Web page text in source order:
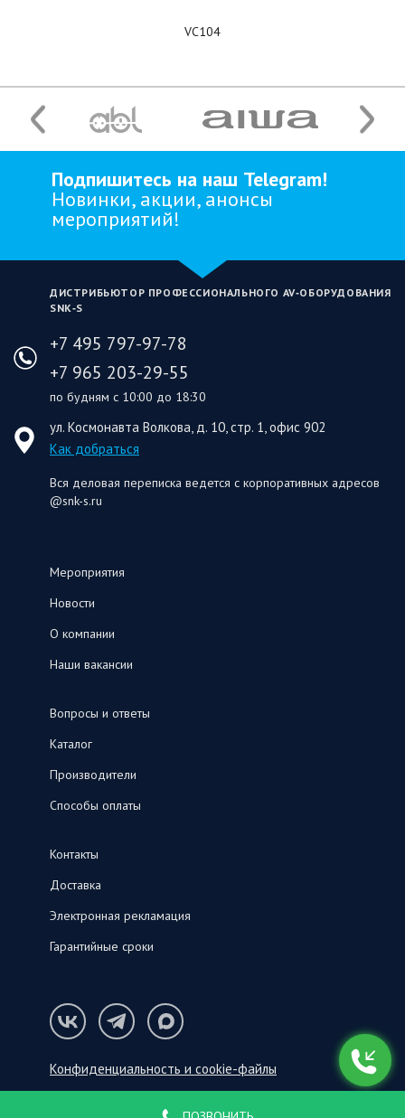
VC104
Подпишитесь на наш Telegram!
Новинки, акции, анонсы
мероприятий!
ДИСТРИБЬЮТОР ПРОФЕССИОНАЛЬНОГО AV‑ОБОРУДОВАНИЯ
SNK‑S
+7 495 797-97-78
+7 965 203-29-55
по будням с 10:00 до 18:30
ул. Космонавта Волкова, д. 10, стр. 1, офис 902
Как добраться
Вся деловая переписка ведется с корпоративных адресов
@snk-s.ru
Мероприятия
Новости
О компании
Наши вакансии
Вопросы и ответы
Каталог
Производители
Способы оплаты
Контакты
Доставка
Электронная рекламация
Гарантийные сроки
Конфиденциальность и cookie-файлы